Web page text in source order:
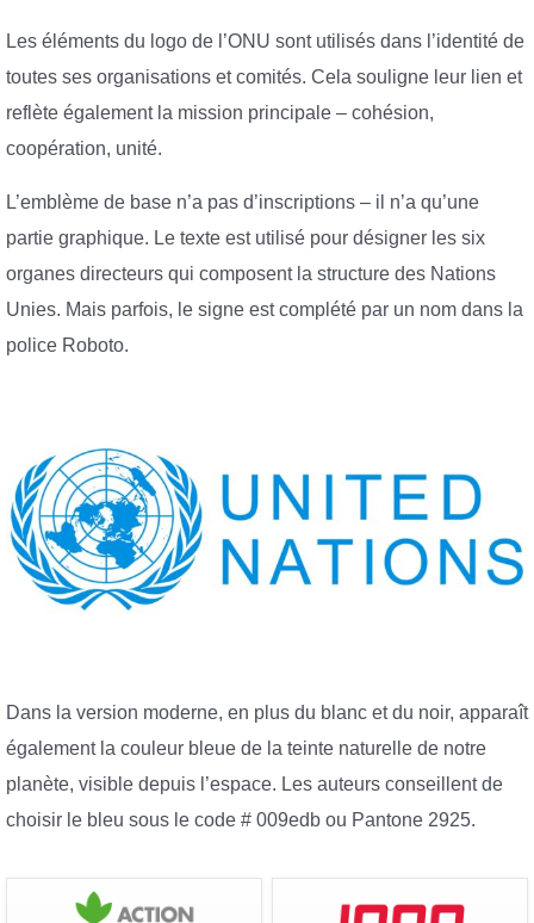
Les éléments du logo de l’ONU sont utilisés dans l’identité de
toutes ses organisations et comités. Cela souligne leur lien et
reflète également la mission principale – cohésion,
coopération, unité.
L’emblème de base n’a pas d’inscriptions – il n’a qu’une
partie graphique. Le texte est utilisé pour désigner les six
organes directeurs qui composent la structure des Nations
Unies. Mais parfois, le signe est complété par un nom dans la
police Roboto.
Dans la version moderne, en plus du blanc et du noir, apparaît
également la couleur bleue de la teinte naturelle de notre
planète, visible depuis l’espace. Les auteurs conseillent de
choisir le bleu sous le code # 009edb ou Pantone 2925.